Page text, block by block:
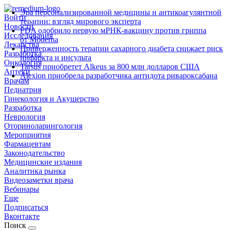
Войти
Новости
Исследования
Лекарства
Разработка
Онкология
Аптеки
Врачам
Педиатрия
Гинекология и Акушерство
Разработка
Неврология
Оториноларингология
Мероприятия
Фармацевтам
Законодательство
Медицинские издания
Аналитика рынка
Видеозаметки врача
Вебинары
Еще
Подписаться
Вконтакте
Поиск
Эра персонализированной медицины и антикоагулянтной
терапии: взгляд мирового эксперта
FDA одобрило первую мРНК‑вакцину против гриппа
от Moderna
Приверженность терапии сахарного диабета снижает риск
инфаркта и инсульта
Tarsus приобретет Alkeus за 800 млн долларов США
Alexion приобрела разработчика антидота ривароксабана